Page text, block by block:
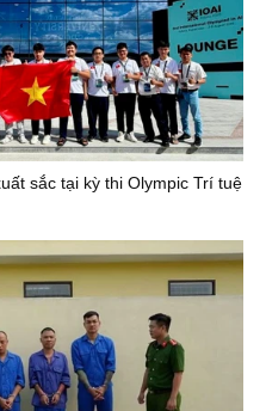
sắc tại kỳ thi Olympic Trí tuệ